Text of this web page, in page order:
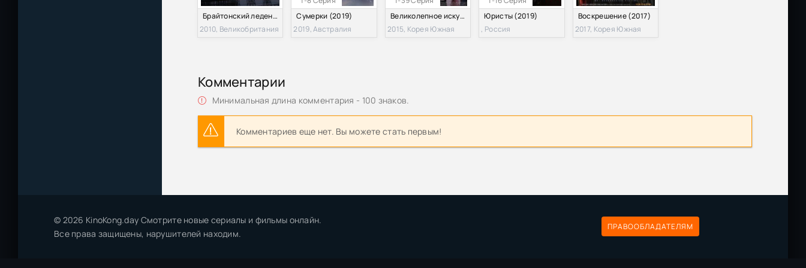
Брайтонский леденец (2010)
2010, Великобритания
Сумерки (2019)
2019, Австралия
Великолепное искушение (2015)
2015, Корея Южная
Юристы (2019)
, Россия
Воскрешение (2017)
2017, Корея Южная
Комментарии
Минимальная длина комментария - 100 знаков.
Комментариев еще нет. Вы можете стать первым!
© 2026 KinoKong.day Смотрите новые сериалы и фильмы онлайн.
Все права защищены, нарушителей находим.
ПРАВООБЛАДАТЕЛЯМ